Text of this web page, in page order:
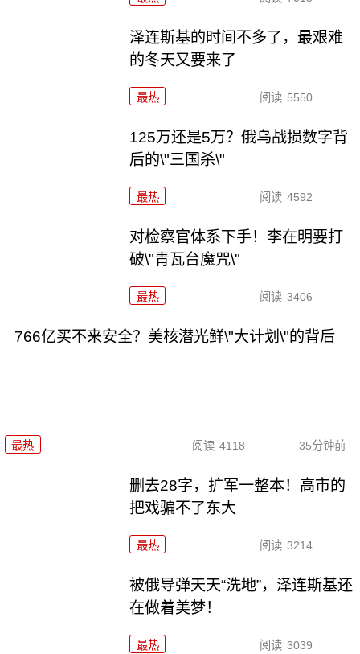
泽连斯基的时间不多了，最艰难
的冬天又要来了
最热 阅读 5550
125万还是5万？俄乌战损数字背
后的\"三国杀\"
最热 阅读 4592
对检察官体系下手！李在明要打
破\"青瓦台魔咒\"
最热 阅读 3406
766亿买不来安全？美核潜光鲜\"大计划\"的背后
最热 阅读 4118 35分钟前
删去28字，扩军一整本！高市的
把戏骗不了东大
最热 阅读 3214
被俄导弹天天“洗地”，泽连斯基还
在做着美梦！
最热 阅读 3039